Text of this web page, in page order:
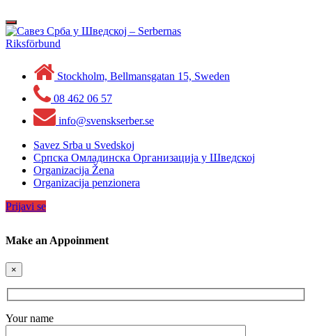
to
content
Toggle
navigation
Stockholm, Bellmansgatan 15, Sweden
08 462 06 57
info@svenskserber.se
Savez Srba u Svedskoj
Српска Омладинска Организација у Шведској
Organizacija Žena
Organizacija penzionera
Prijavi se
Make an Appoinment
×
Your name